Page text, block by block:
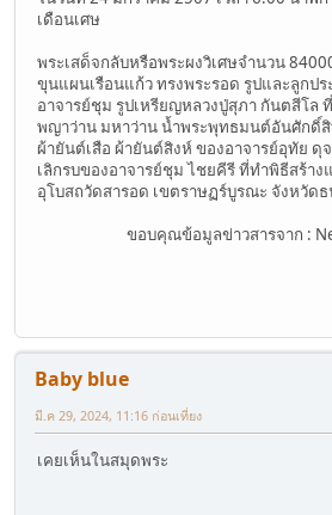
เดือนเศษ
พระเสด็จกลับหรือพระผงวิเศษจำนวน
ขุนแผนเรือนแก้ว ทรงพระรอด รูปและลูกป
อาจารย์ชุม รูปเหรียญหลวงปู่สุภา กันตสีโล
พญาว่าน มหาว่าน น้ำพระพุทธมนต์อันศักดิ์
ผ้ายันต์เสือ ผ้ายันต์สิงห์ ของอาจารย์อุทัย
เลิกรบของอาจารย์ชุม ไชยคีรี ที่ทำพิธีสร้า
อุโบสถวัดสารอด เขตราษฏร์บูรณะ จังหวัด
ขอบคุณข้อมูลข่าวสารจาก :
Baby blue
มี.ค 29, 2024, 11:16 ก่อนเที่ยง
เคยเห็นในสมุดพระ